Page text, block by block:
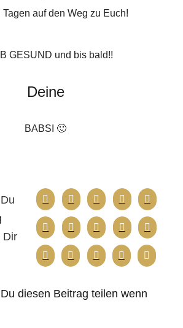
auf den Weg zu Euch!
GESUND und bis bald!!
Deine
BABSI 🙂
Dir
diesen Beitrag teilen wenn